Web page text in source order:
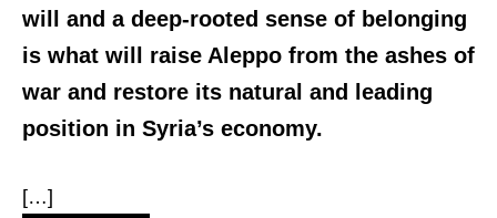
will and a deep-rooted sense of belonging
is what will raise Aleppo from the ashes of
war and restore its natural and leading
position in Syria’s economy.
[…]